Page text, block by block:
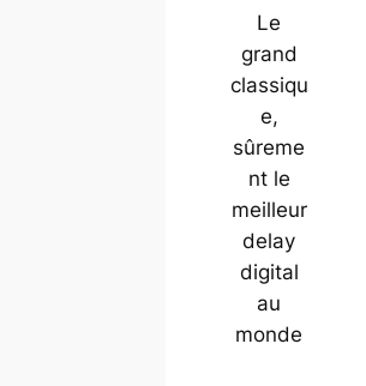
Le
grand
classiqu
e,
sûreme
nt le
meilleur
delay
digital
au
monde